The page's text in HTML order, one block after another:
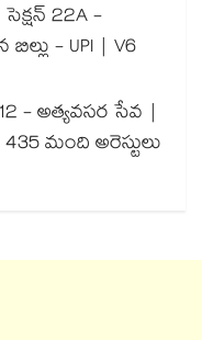
సెక్షన్ 22A -
- UPI | V6
- అత్యవసర సేవ |
మంది అరెస్టులు